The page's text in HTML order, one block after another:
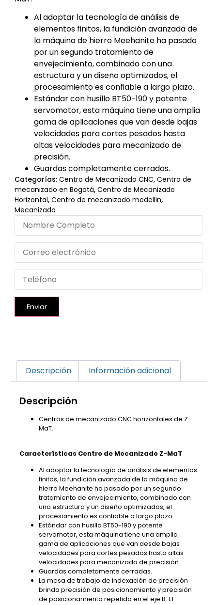
Al adoptar la tecnología de análisis de
elementos finitos, la fundición avanzada de
la máquina de hierro Meehanite ha pasado
por un segundo tratamiento de
envejecimiento, combinado con una
estructura y un diseño optimizados, el
procesamiento es confiable a largo plazo.
Estándar con husillo BT50-190 y potente
servomotor, esta máquina tiene una amplia
gama de aplicaciones que van desde bajas
velocidades para cortes pesados ​​hasta
altas velocidades para mecanizado de
precisión.
Guardas completamente cerradas.
Categorías: Centro de Mecanizado CNC, Centro de
mecanizado en Bogotá, Centro de Mecanizado
Horizontal, Centro de mecanizado medellin,
Mecanizado
Enviar
Descripción Información adicional
Descripción
Centros de mecanizado CNC horizontales de Z-
MaT.
Características Centro de Mecanizado Z-MaT
Al adoptar la tecnología de análisis de elementos
finitos, la fundición avanzada de la máquina de
hierro Meehanite ha pasado por un segundo
tratamiento de envejecimiento, combinado con
una estructura y un diseño optimizados, el
procesamiento es confiable a largo plazo.
Estándar con husillo BT50-190 y potente
servomotor, esta máquina tiene una amplia
gama de aplicaciones que van desde bajas
velocidades para cortes pesados ​​hasta altas
velocidades para mecanizado de precisión.
Guardas completamente cerradas.
La mesa de trabajo de indexación de precisión
brinda precisión de posicionamiento y precisión
de posicionamiento repetido en el eje B. El